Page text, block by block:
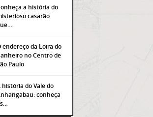
a história do
casarão
endereço da Loira do
no Centro de
Paulo
história do Vale do
conheça